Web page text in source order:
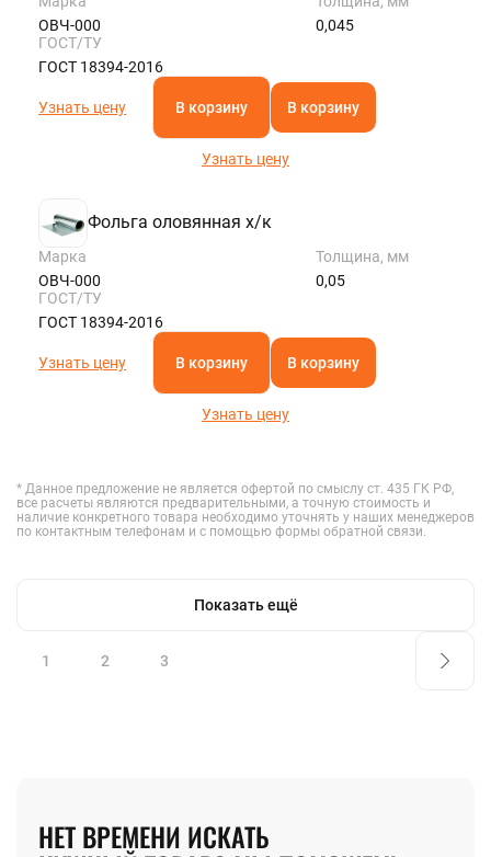
ОВЧ-000
0,045
ГОСТ/ТУ
ГОСТ 18394-2016
Узнать цену В корзину В корзину
Узнать цену
Фольга оловянная х/к
Марка
ОВЧ-000
Толщина, мм
0,05
ГОСТ/ТУ
ГОСТ 18394-2016
Узнать цену В корзину В корзину
Узнать цену
* Данное предложение не является офертой по смыслу ст. 435 ГК РФ,
все расчеты являются предварительными, а точную стоимость и
наличие конкретного товара необходимо уточнять у наших менеджеров
по контактным телефонам и с помощью формы обратной связи.
Показать ещё
1 2 3
НЕТ ВРЕМЕНИ ИСКАТЬ